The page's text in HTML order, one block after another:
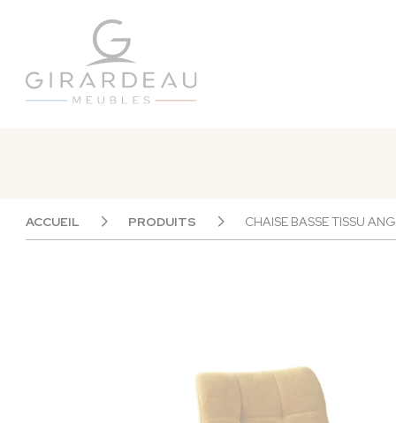
ACCUEIL PRODUITS CHAISE BASSE TISSU